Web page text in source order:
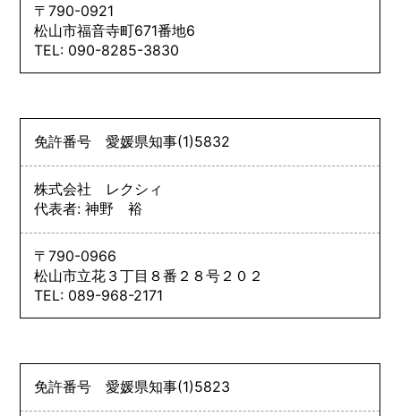
〒790-0921
松山市福音寺町671番地6
TEL: 090-8285-3830
免許番号愛媛県知事(1)5832
株式会社 レクシィ
代表者: 神野 裕
〒790-0966
松山市立花３丁目８番２８号２０２
TEL: 089-968-2171
免許番号愛媛県知事(1)5823